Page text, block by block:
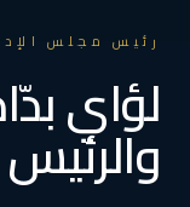
رئيس مجلس
لؤاي
والرئيس